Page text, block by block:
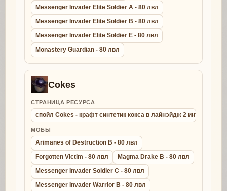
Messenger Invader Elite Soldier A - 80 лвл
Messenger Invader Elite Soldier B - 80 лвл
Messenger Invader Elite Soldier E - 80 лвл
Monastery Guardian - 80 лвл
Cokes
СТРАНИЦА РЕСУРСА
спойл Cokes - крафт синтетик кокса в лайнэйдж 2 интерлюд
МОБЫ
Arimanes of Destruction B - 80 лвл
Forgotten Victim - 80 лвл
Magma Drake B - 80 лвл
Messenger Invader Soldier C - 80 лвл
Messenger Invader Warrior B - 80 лвл